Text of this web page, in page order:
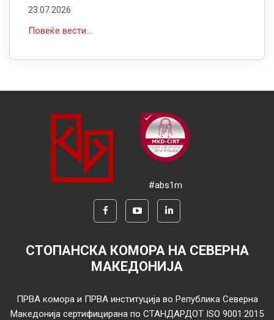
23.07.2026
Повеќе вести...
#abs1m
СТОПАНСКА КОМОРА НА СЕВЕРНА
МАКЕДОНИЈА
ПРВА комора и ПРВА институција во Република Северна
Македонија сертифицирана по СТАНДАРДОТ ISO 9001:2015